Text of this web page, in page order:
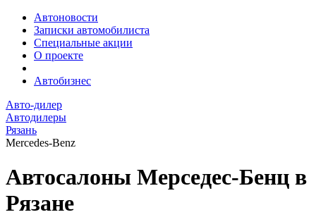
Автоновости
Записки автомобилиста
Специальные акции
О проекте
Автобизнес
Авто-дилер
Автодилеры
Рязань
Mercedes-Benz
Автосалоны Мерседес-Бенц в
Рязане